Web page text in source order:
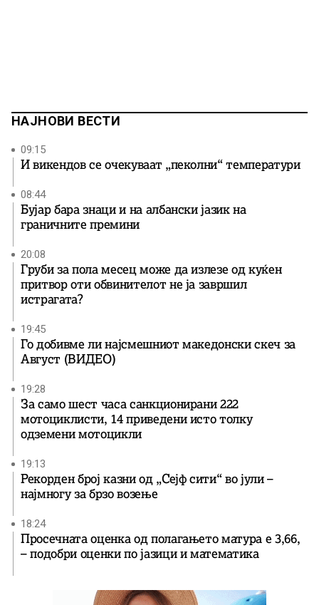
НАЈНОВИ ВЕСТИ
09:15
И викендов се очекуваат „пеколни“ температури
08:44
Бујар бара знаци и на албански јазик на
граничните премини
20:08
Груби за пола месец може да излезе од куќен
притвор оти обвинителот не ја завршил
истрагата?
19:45
Го добивме ли најсмешниот македонски скеч за
Август (ВИДЕО)
19:28
За само шест часа санкционирани 222
мотоциклисти, 14 приведени исто толку
одземени мотоцикли
19:13
Рекорден број казни од „Сејф сити“ во јули –
најмногу за брзо возење
18:24
Просечната оценка од полагањето матура е 3,66,
– подобри оценки по јазици и математика